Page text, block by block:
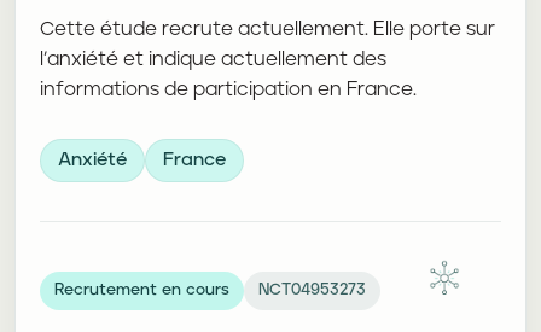
Cette étude recrute actuellement. Elle porte sur
l’anxiété et indique actuellement des
informations de participation en France.
Anxiété France
Recrutement en cours NCT04953273